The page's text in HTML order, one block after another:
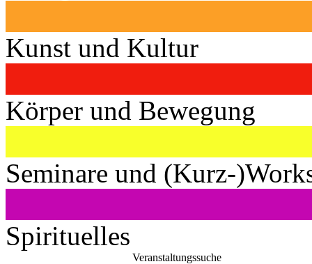
Kunst und Kultur
Körper und Bewegung
Seminare und (Kurz-
Spirituelles
Veranstaltungssuche